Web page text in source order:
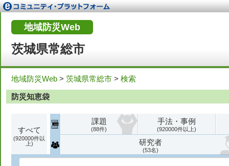
茨城県常総市
地域防災Web
地域防災Web > 茨城県常総市 > 検索
防災知恵袋
すべて
920000
課題
88
手法・事例
920000
研究者
53